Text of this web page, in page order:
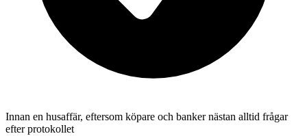
Innan en husaffär, eftersom köpare och banker nästan alltid frågar
efter protokollet